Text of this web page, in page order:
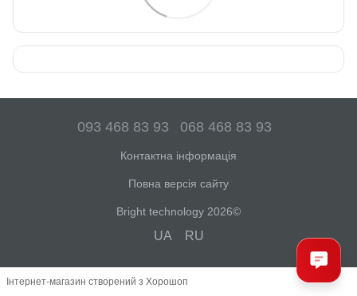
093 468 83 93 068 468 83 93
Контактна інформація
Повна версія сайту
Bright technology 2026©
UA RU
Інтернет-магазин створений з Хорошоп